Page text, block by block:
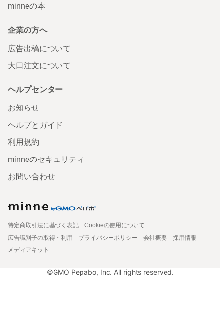
minneの本
企業の方へ
広告出稿について
大口注文について
ヘルプセンター
お知らせ
ヘルプとガイド
利用規約
minneのセキュリティ
お問い合わせ
特定商取引法に基づく表記
Cookieの使用について
広告識別子の取得・利用
プライバシーポリシー 会社概要
採用情報
メディアキット
©GMO Pepabo, Inc. All rights reserved.